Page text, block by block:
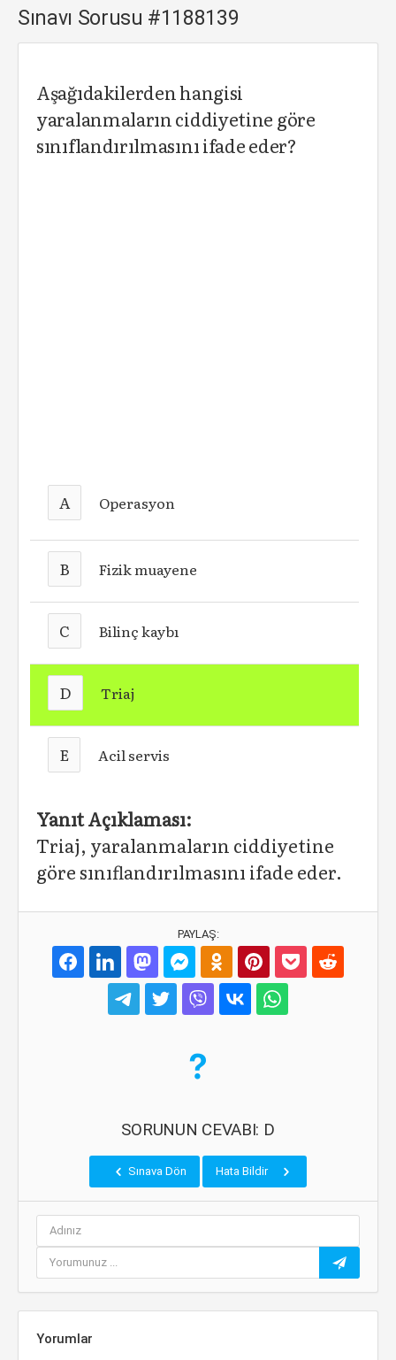
Sınavı Sorusu #1188139
Aşağıdakilerden hangisi
yaralanmaların ciddiyetine göre
sınıflandırılmasını ifade eder?
A Operasyon
B Fizik muayene
C Bilinç kaybı
D Triaj
E Acil servis
Yanıt Açıklaması:
Triaj, yaralanmaların ciddiyetine
göre sınıflandırılmasını ifade eder.
PAYLAŞ:
SORUNUN CEVABI: D
Sınava Dön Hata Bildir
Yorumlar